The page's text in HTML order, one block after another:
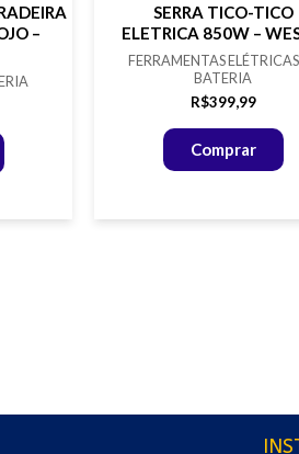
–
SERRA TICO-TICO
ELETRICA 850W –
FERRAMENTAS
BATERIA
R$399,99
Comprar